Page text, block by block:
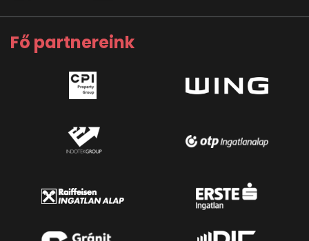
Fő partnereink